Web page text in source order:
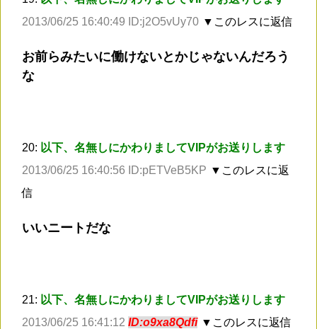
2013/06/25 16:40:49 ID:j2O5vUy70 ▼このレスに返信
お前らみたいに働けないとかじゃないんだろう
な
20: 以下、名無しにかわりましてVIPがお送りします
2013/06/25 16:40:56 ID:pETVeB5KP ▼このレスに返
信
いいニートだな
21: 以下、名無しにかわりましてVIPがお送りします
2013/06/25 16:41:12 ID:o9xa8Qdfi ▼このレスに返信